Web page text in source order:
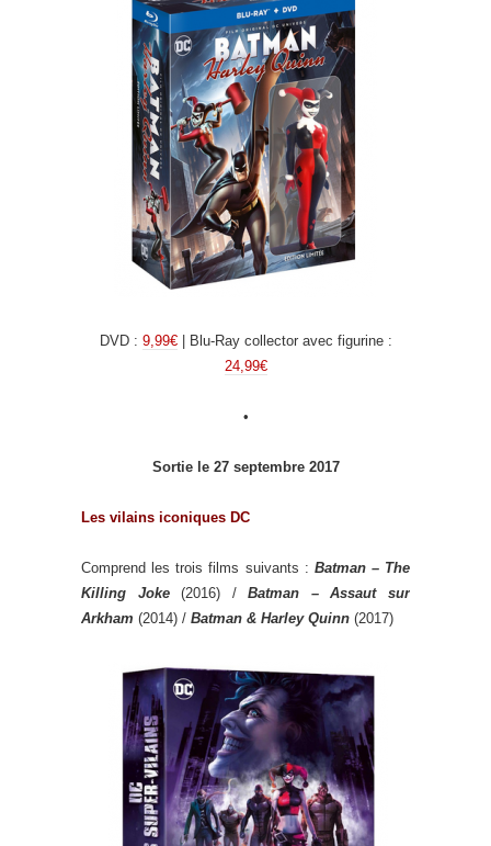
DVD : 9,99€| Blu-Ray collector avec figurine :
24,99€
•
Sortie le 27 septembre 2017
Les vilains iconiques DC
Comprend les trois films suivants : Batman – The
Killing Joke(2016) /Batman – Assaut sur
Arkham (2014) / Batman & Harley Quinn (2017)